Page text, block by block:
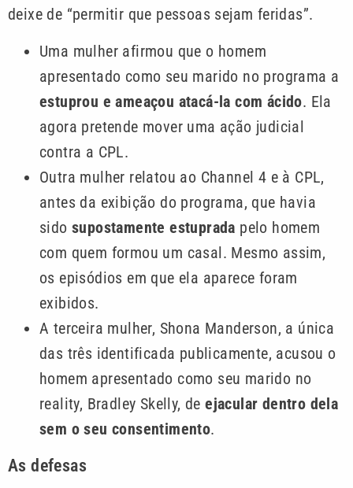
deixe de “permitir que pessoas sejam feridas”.
Uma mulher afirmou que o homem
apresentado como seu marido no programa a
estuprou e ameaçou atacá-la com ácido. Ela
agora pretende mover uma ação judicial
contra a CPL.
Outra mulher relatou ao Channel 4 e à CPL,
antes da exibição do programa, que havia
sido supostamente estuprada pelo homem
com quem formou um casal. Mesmo assim,
os episódios em que ela aparece foram
exibidos.
A terceira mulher, Shona Manderson, a única
das três identificada publicamente, acusou o
homem apresentado como seu marido no
reality, Bradley Skelly, deejacular dentro dela
sem o seu consentimento.
As defesas